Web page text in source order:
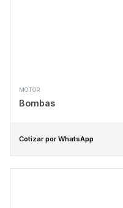
MOTOR
Bombas
Cotizar por WhatsApp